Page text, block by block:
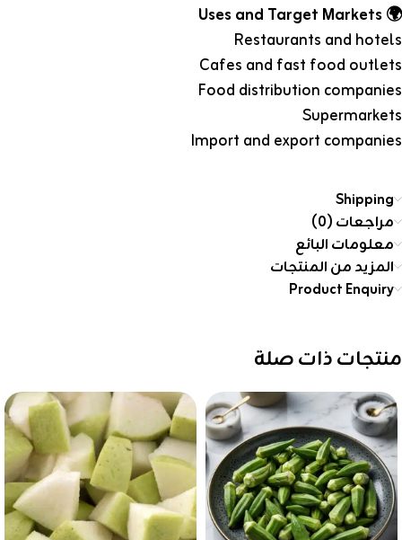
🌍 Uses and Target Markets
Restaurants and hotels
Cafes and fast food outlets
Food distribution companies
Supermarkets
Import and export companies
Shipping
مراجعات (0)
معلومات البائع
المزيد من المنتجات
Product Enquiry
منتجات ذات صلة